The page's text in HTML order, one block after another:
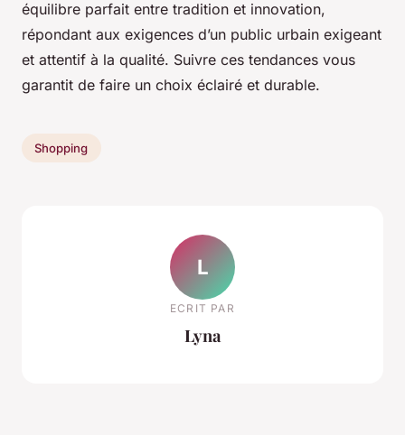
équilibre parfait entre tradition et innovation,
répondant aux exigences d’un public urbain exigeant
et attentif à la qualité. Suivre ces tendances vous
garantit de faire un choix éclairé et durable.
Shopping
L
ECRIT PAR
Lyna